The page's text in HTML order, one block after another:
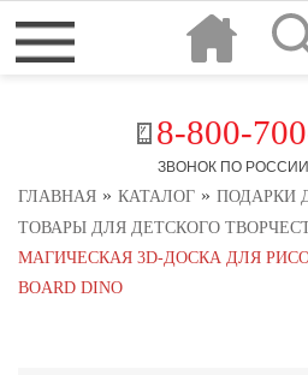
8-800-
ЗВОНОК ПО
ГЛАВНАЯ » КАТАЛОГ » ПОДАРКИ
ТОВАРЫ ДЛЯ ДЕТСКОГО
МАГИЧЕСКАЯ 3D-ДОСКА ДЛЯ
BOARD DINO